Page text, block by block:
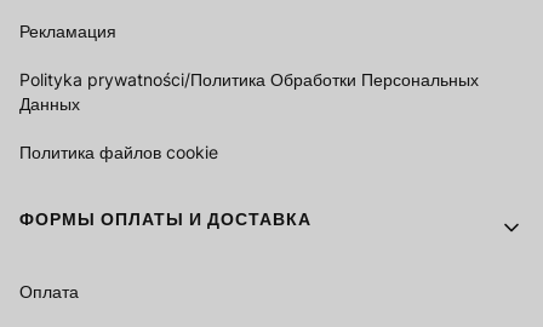
Рекламация
Polityka prywatności/Политика Обработки Персональных
Данных
Политика файлов cookie
ФОРМЫ ОПЛАТЫ И ДОСТАВКА
Оплата